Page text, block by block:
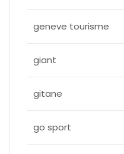
geneve tourisme
giant
gitane
go sport